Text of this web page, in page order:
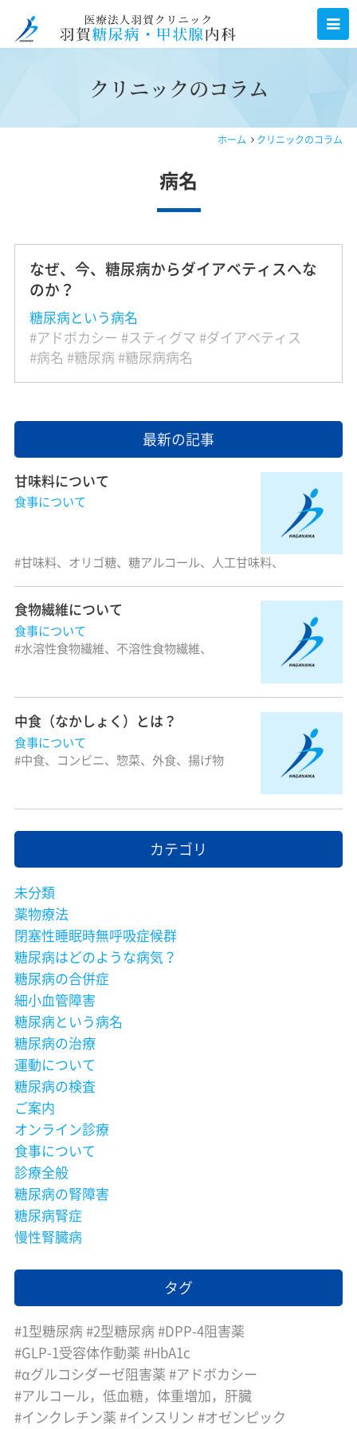
クリニックのコラム
ホーム クリニックのコラム
病名
なぜ、今、糖尿病からダイアベティスへな
のか？
糖尿病という病名
アドボカシー
スティグマ
ダイアベティス
病名
糖尿病 糖尿病病名
最新の記事
甘味料について
食事について
甘味料、オリゴ糖、糖アルコール、人工甘味料、
食物繊維について
食事について
水溶性食物繊維、不溶性食物繊維、
中食（なかしょく）とは？
食事について
中食、コンビニ、惣菜、外食、揚げ物
カテゴリ
未分類
薬物療法
閉塞性睡眠時無呼吸症候群
糖尿病はどのような病気？
糖尿病の合併症
細小血管障害
糖尿病という病名
糖尿病の治療
運動について
糖尿病の検査
ご案内
オンライン診療
食事について
診療全般
糖尿病の腎障害
糖尿病腎症
慢性腎臓病
タグ
1型糖尿病 2型糖尿病
DPP-4阻害薬
GLP-1受容体作動薬
HbA1c
αグルコシダーゼ阻害薬
アドボカシー
アルコール，低血糖，体重増加，肝臓
インクレチン薬
インスリン オゼンピック